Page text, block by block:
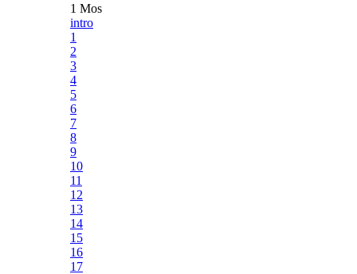
1 Mos
intro
1
2
3
4
5
6
7
8
9
10
11
12
13
14
15
16
17